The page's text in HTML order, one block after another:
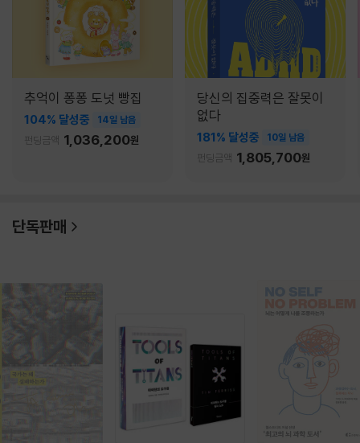
추억이 퐁퐁 도넛 빵집
104% 달성중 14일 남음
펀딩금액 1,036,200원
당신의 집중력은 잘못이
없다
181% 달성중 10일 남음
펀딩금액 1,805,700원
단독판매